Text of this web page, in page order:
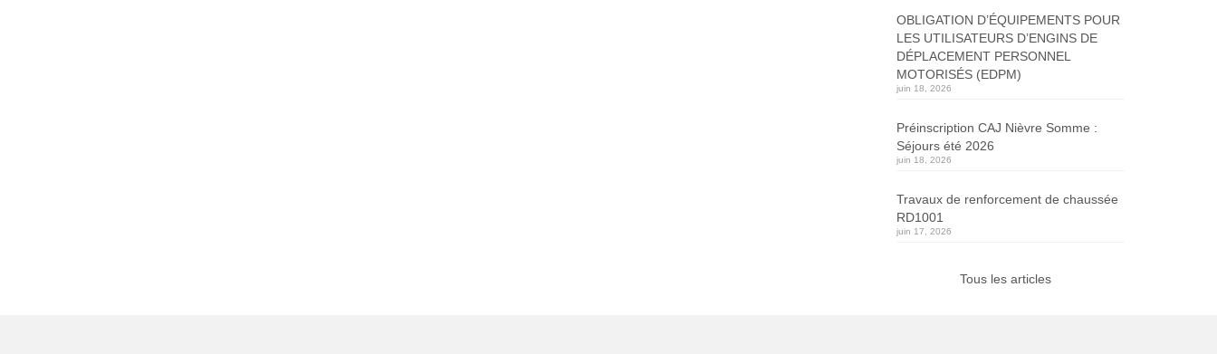
OBLIGATION D’ÉQUIPEMENTS POUR
LES UTILISATEURS D’ENGINS DE
DÉPLACEMENT PERSONNEL
MOTORISÉS (EDPM)
juin 18, 2026
Préinscription CAJ Nièvre Somme :
Séjours été 2026
juin 18, 2026
Travaux de renforcement de chaussée
RD1001
juin 17, 2026
Tous les articles